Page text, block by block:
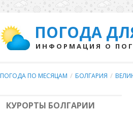
ПОГОДА
ИНФОРМАЦИЯ О
ПОГОДА ПО МЕСЯЦАМ / БОЛГАРИЯ /
КУРОРТЫ БОЛГАРИИ